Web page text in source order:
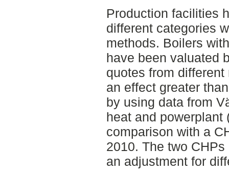
Production facilities
different categories
methods. Boilers
have been valuated
quotes from
an effect greater
by using data from
heat and powerplant
comparison with a
2010. The two
an adjustment for